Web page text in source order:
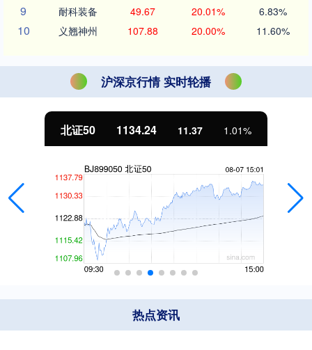
9 耐科装备 49.67 20.01% 6.83%
10 义翘神州 107.88 20.00% 11.60%
沪深京行情 实时轮播
北证50 1134.24 11.37 1.01%
热点资讯